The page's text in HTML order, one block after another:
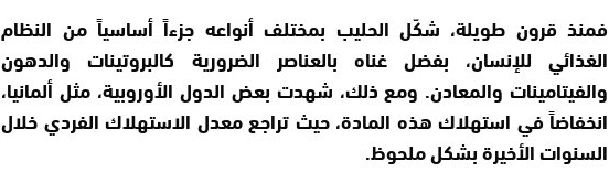
فمنذ قرون طويلة، شكّل الحليب بمختلف أنواعه جزءاً أساسياً من النظام
الغذائي للإنسان، بفضل غناه بالعناصر الضرورية كالبروتينات والدهون
والفيتامينات والمعادن. ومع ذلك، شهدت بعض الدول الأوروبية، مثل ألمانيا،
انخفاضاً في استهلاك هذه المادة، حيث تراجع معدل الاستهلاك الفردي خلال
السنوات الأخيرة بشكل ملحوظ.